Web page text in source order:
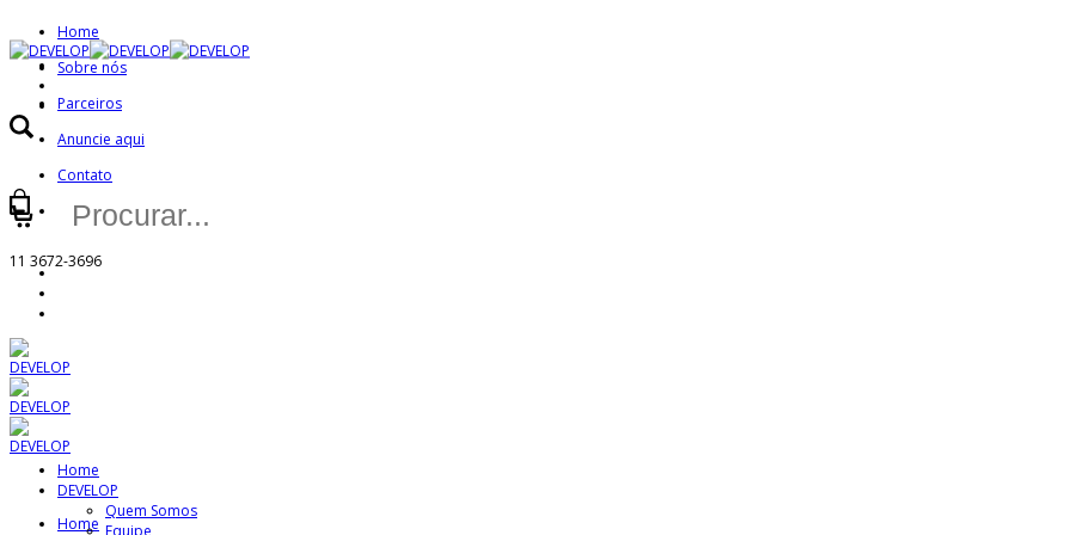
Home
Sobre nós
Parceiros
Anuncie aqui
Contato
Minha Conta
11 3672-3696
Buscar
por:
Home
Home
DEVELOP
Quem Somos
Equipe